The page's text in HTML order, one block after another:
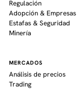
Regulación
Adopción & Empresas
Estafas & Seguridad
Minería
MERCADOS
Análisis de precios
Trading